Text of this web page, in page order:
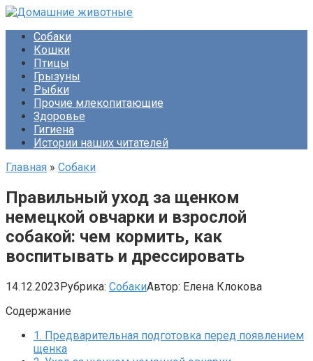
Перейти
контентуСобаки
Кошки
Птицы
Грызуны
Рыбки
Прочие млекопитающие
Здоровье
Гигиена
Истории наших читателей
Главная » Собаки
Правильный уход за щенком
немецкой овчарки и взрослой
собакой: чем кормить, как
воспитывать и дрессировать
14.12.2023Рубрика: СобакиАвтор: Елена Клокова
Содержание
1. Предварительная подготовка перед появлением
щенка